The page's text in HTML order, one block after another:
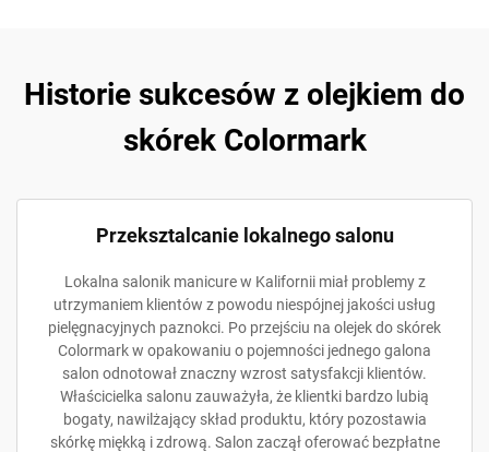
Historie sukcesów z olejkiem do
skórek Colormark
Przeksztalcanie lokalnego salonu
Lokalna salonik manicure w Kalifornii miał problemy z
utrzymaniem klientów z powodu niespójnej jakości usług
pielęgnacyjnych paznokci. Po przejściu na olejek do skórek
Colormark w opakowaniu o pojemności jednego galona
salon odnotował znaczny wzrost satysfakcji klientów.
Właścicielka salonu zauważyła, że klientki bardzo lubią
bogaty, nawilżający skład produktu, który pozostawia
skórkę miękką i zdrową. Salon zaczął oferować bezpłatne